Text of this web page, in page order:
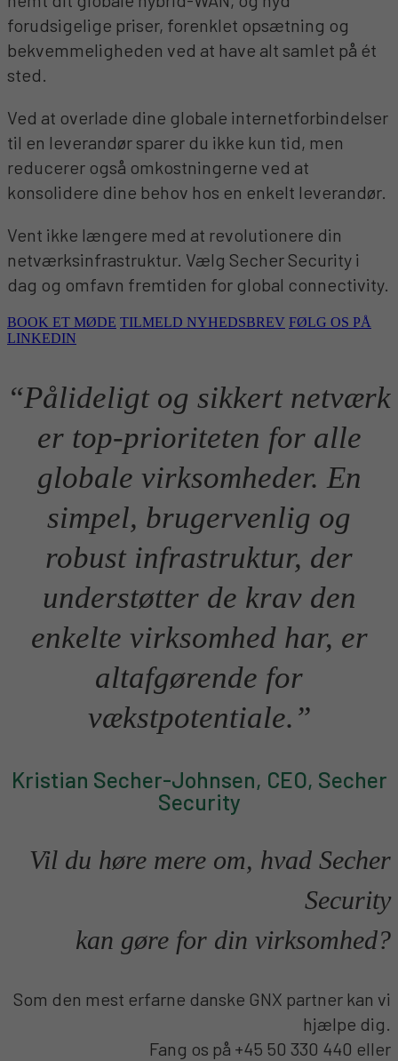
forudsigelige priser, forenklet opsætning og
bekvemmeligheden ved at have alt samlet på ét
sted.
Ved at overlade dine globale internetforbindelser
til en leverandør sparer du ikke kun tid, men
reducerer også omkostningerne ved at
konsolidere dine behov hos en enkelt leverandør.
Vent ikke længere med at revolutionere din
netværksinfrastruktur. Vælg Secher Security i
dag og omfavn fremtiden for global connectivity.
BOOK ET MØDE TILMELD NYHEDSBREV FØLG OS PÅ
LINKEDIN
“Pålideligt og sikkert netværk
er top-prioriteten for alle
globale virksomheder. En
simpel, brugervenlig og
robust infrastruktur, der
understøtter de krav den
enkelte virksomhed har, er
altafgørende for
vækstpotentiale.”
Kristian Secher-Johnsen, CEO, Secher
Security
Vil du høre mere om, hvad Secher
Security
kan gøre for din virksomhed?
Som den mest erfarne danske GNX partner kan vi
hjælpe dig.
Fang os på +45 50 330 440 eller